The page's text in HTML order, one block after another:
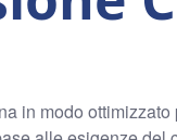
in modo